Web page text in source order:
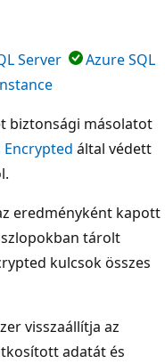
Server
Azure SQL
biztonsági másolatot
Encrypted által védett
eredményként kapott
tárolt
kulcsok összes
visszaállítja az
adatát és